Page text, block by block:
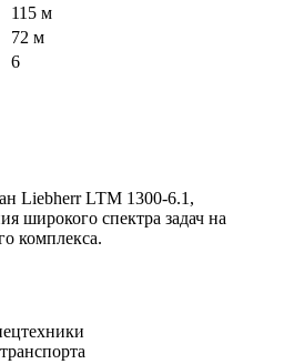
115 м
72 м
6
Liebherr LTM 1300-6.1,
широкого спектра задач на
комплекса.